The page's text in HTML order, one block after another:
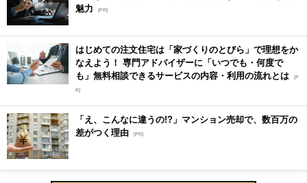
魅力
[PR]
はじめての注文住宅は「家づくりのとびら」で理想をか
なえよう！ 専門アドバイザーに「いつでも・何度で
も」無料相談できるサービスの内容・利用の流れとは [P
R]
「え、こんなに違うの!?」マンション売却で、数百万の
差がつく理由 [PR]